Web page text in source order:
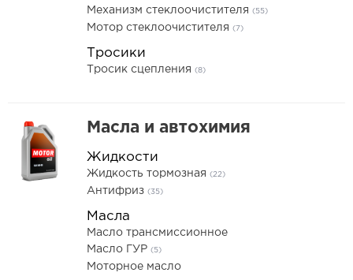
Механизм стеклоочистителя (55)
Мотор стеклоочистителя (7)
Тросики
Тросик сцепления (8)
Масла и автохимия
Жидкости
Жидкость тормозная (22)
Антифриз (35)
Масла
Масло трансмиссионное
Масло ГУР (5)
Моторное масло